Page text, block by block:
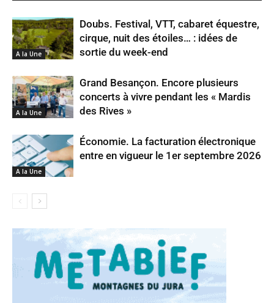
A la Une
Doubs. Festival, VTT, cabaret équestre,
cirque, nuit des étoiles… : idées de
sortie du week-end
A la Une
Grand Besançon. Encore plusieurs
concerts à vivre pendant les « Mardis
des Rives »
A la Une
Économie. La facturation électronique
entre en vigueur le 1er septembre 2026